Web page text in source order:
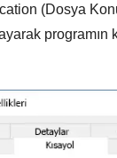
(Dosya
programın